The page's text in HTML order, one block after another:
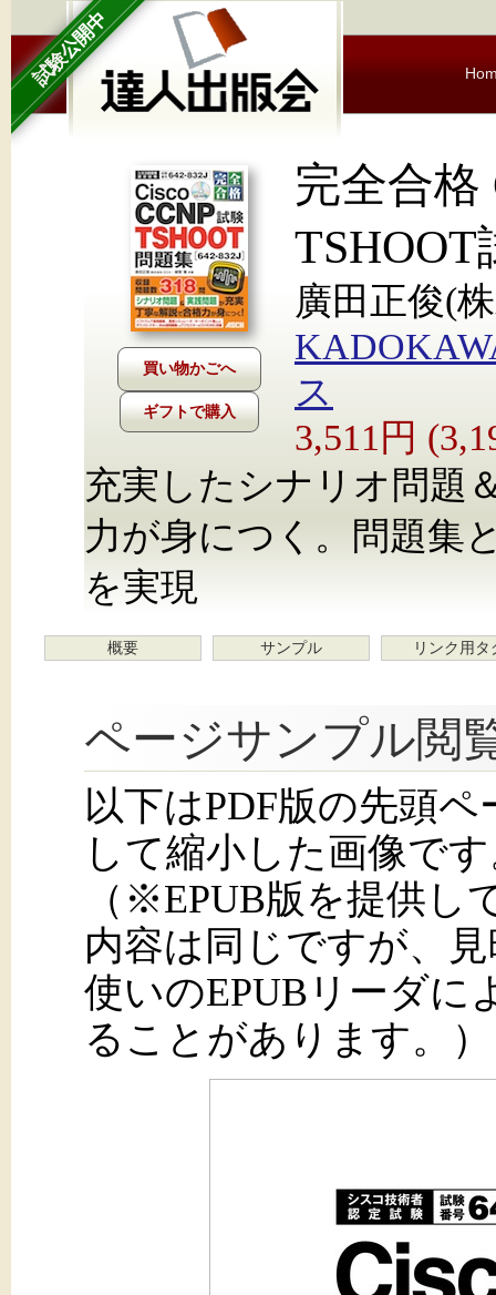
試験公開中
ギフトで購入
完全合格
TSHOOT
廣田正俊(
ス
3,511円
充実したシナリオ問題
力が身につく。問題集
を実現
概要 サンプル リンク用タ
ページサンプル閲
以下はPDF版の先頭
して縮小した画像で
（※EPUB版を提供し
内容は同じですが、
使いのEPUBリーダに
ることがあります。）